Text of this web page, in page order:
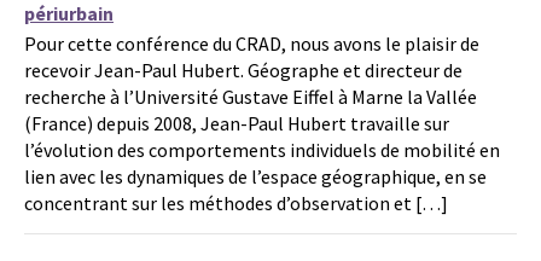
périurbain
Pour cette conférence du CRAD, nous avons le plaisir de
recevoir Jean-Paul Hubert. Géographe et directeur de
recherche à l’Université Gustave Eiffel à Marne la Vallée
(France) depuis 2008, Jean-Paul Hubert travaille sur
l’évolution des comportements individuels de mobilité en
lien avec les dynamiques de l’espace géographique, en se
concentrant sur les méthodes d’observation et […]